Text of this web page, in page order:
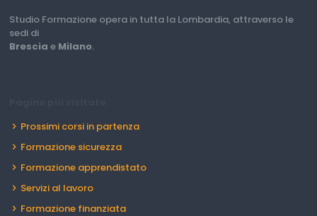
Studio Formazione opera in tutta la Lombardia, attraverso le
sedi di
Brescia e Milano.
Prossimi corsi in partenza
Formazione sicurezza
Formazione apprendistato
Servizi al lavoro
Formazione finanziata